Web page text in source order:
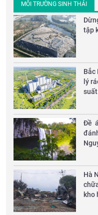
MÔI TRƯỜNG SINH THÁI
tập
Bắc
lý
Đề
Hà
kho